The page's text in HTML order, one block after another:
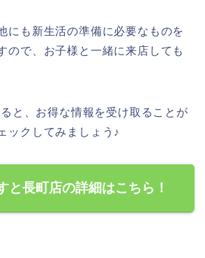
にも新生活の準備に必要なものを
ので、お子様と一緒に来店しても
と、お得な情報を受け取ることが
ックしてみましょう♪
と長町店の詳細はこちら！